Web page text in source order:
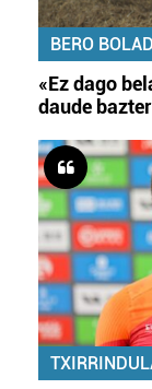
BERO
«Ez dago
daude